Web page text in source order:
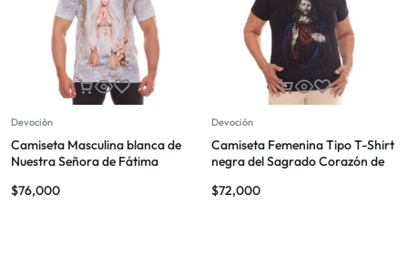
Devoción
Camiseta Masculina blanca de
Nuestra Señora de Fátima
$76,000
Devoción
Camiseta Femenina Tipo T-Shirt
negra del Sagrado Corazón de
$72,000